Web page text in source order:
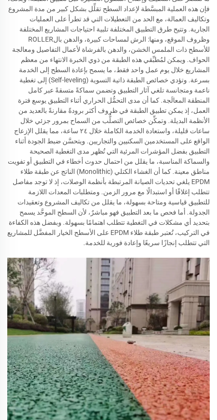
فإن هذه العملية المبسَّطة لإعداد السطح تقلِّل بشكل كبير من مدة المشروع
وتكاليف العمالة، مع الحد من التعطيلات التي قد تطرأ على العمليات
الجارية. وتتيح طرق التطبيق المختلفة تلبية احتياجات المشاريع المختلفة
وظروف الموقع، ومنها: الرش لمساحات كبيرة، والدهن بالROLLER
للأسطح ذات الملمس الخشن، والدهن بالفرشاة لأعمال التفاصيل ومعالجة
الحواف. ويمكن لمُطبِّقي هذه الطبقة من ذوي الخبرة الانتهاء من معظم
المشاريع خلال يوم عمل واحد فقط، ما يسمح بإعادة السطح إلى الخدمة
بسرعة. وتؤدي خصائص الطبقة ذاتية التسوية (Self-leveling) إلى تغطية
ناعمة ومتجانسة تلغي آثار التطبيق وتضمن سماكةً متسقةً عبر كامل
المنطقة المعالَجة. كما أن مدى التحمُّل الحراري أثناء التطبيق يوسع فترة
العمل، إذ يمكن تطبيق الطبقة في ظروف أكثر برودةً مقارنةً بالعديد من
الأنظمة البديلة. وتمكِّن خصائص التصلُّب من السماح بمرور جزئي خلال
ساعات قليلة، واستعادة الخدمة الكاملة خلال ٢٤ ساعة، مما يقلل الإزعاج
الواقع على المستخدمين السكنيين والتجاريين. ويتحسَّن ضبط الجودة أثناء
التطبيق بفضل المؤشرات المرئية التي تُظهر مدى التغطية الصحيحة
والسماكة المناسبة، ما يقلل من احتمال حدوث أخطاء في التطبيق أو تفويت
مناطق معينة. كما أن الغشاء الكتلي (Monolithic) الناتج عن طبقة طلاء
EPDM يلغي تحديات الصيانة المرتبطة بأنظمة الوصلات، إذ لا توجد مفاصل
تتطلب إغلاقًا أو استبدالًا مع مرور الزمن. ومتطلبات المعدات اللازمة
للتطبيق قياسية ومتاحة بسهولة، ما يقلل من تكاليف المشروع وتعقيدات
الجدولة. أما فحص ما بعد التطبيق فهو مباشرٌ، لأن السطح الموحَّد يسمح
بتحديد أي مشكلات في التغطية تتطلب اهتمامًا بسهولة. وبفضل هذه الكفاءة
في التركيب، تُعتبر طبقة طلاء EPDM على الأسطح الخيار المفضَّل للمشاريع
التي تتطلب إنجازًا سريعًا وإعادة فورية للخدمة.